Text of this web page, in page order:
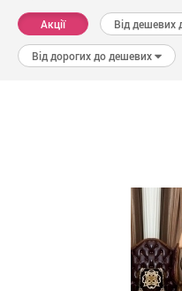
Акції Від дешевих
Від дорогих до дешевих